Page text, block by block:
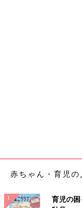
赤ちゃん・育児
育児の